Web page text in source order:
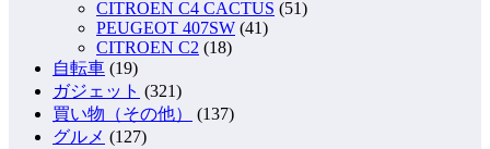
CITROEN C4 CACTUS (51)
PEUGEOT 407SW (41)
CITROEN C2 (18)
自転車 (19)
ガジェット (321)
買い物（その他）
(137)
グルメ (127)